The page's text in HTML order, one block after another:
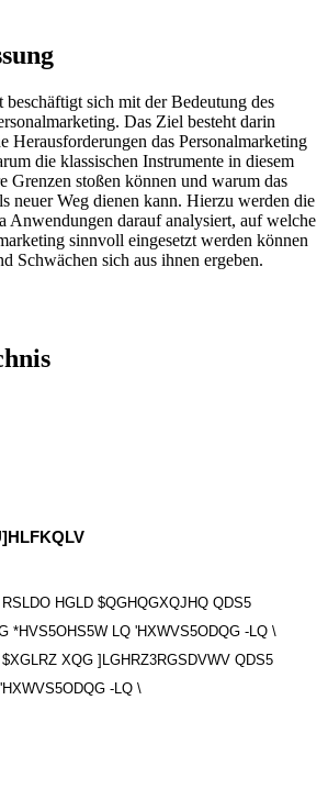
sich mit der Bedeutung des
Das Ziel besteht darin
Herausforderungen das Personalmarketing
die klassischen Instrumente in diesem
Grenzen stoßen können und warum das
neuer Weg dienen kann. Hierzu werden die
Anwendungen darauf analysiert, auf welche
sinnvoll eingesetzt werden können
Schwächen sich aus ihnen ergeben.
HGLD $QGHQGXQJHQ QDS5
*HVS5OHS5W LQ 'HXWVS5ODQG -LQ \
XQG ]LGHRZ3RGSDVWV QDS5
-LQ \